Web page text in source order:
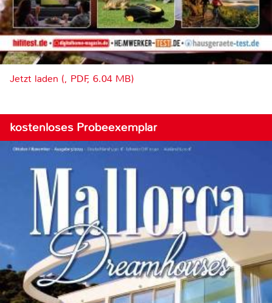
Jetzt laden (, PDF, 6.04 MB)
kostenloses Probeexemplar